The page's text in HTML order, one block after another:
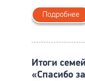
Подробнее
Итоги
«Спасибо